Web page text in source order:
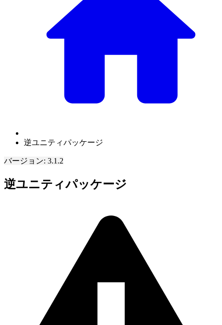
逆ユニティパッケージ
バージョン: 3.1.2
逆ユニティパッケージ